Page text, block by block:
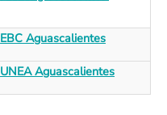
EBC Aguascalientes
UNEA Aguascalientes